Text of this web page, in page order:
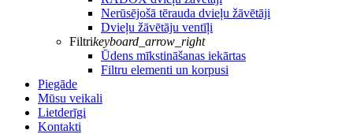
Nerūsējošā tērauda dvieļu žāvētāji
Dvieļu žāvētāju ventīļi
Filtrikeyboard_arrow_right
Ūdens mīkstināšanas iekārtas
Filtru elementi un korpusi
Piegāde
Mūsu veikali
Lietderīgi
Kontakti